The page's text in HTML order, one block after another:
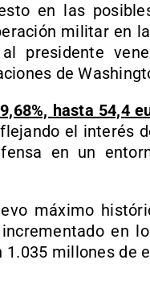
en las
militar en
presidente
de
hasta 54,4
el interés
en un
máximo
en
millones de